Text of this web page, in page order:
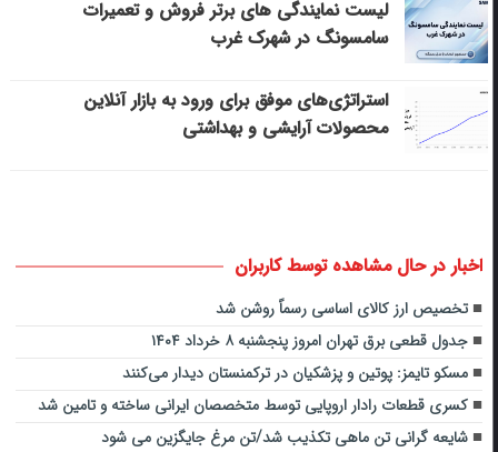
لیست نمایندگی های برتر فروش و تعمیرات
سامسونگ در شهرک غرب
استراتژی‌های موفق برای ورود به بازار آنلاین
محصولات آرایشی و بهداشتی
اخبار در حال مشاهده توسط کاربران
تخصیص ارز کالای اساسی رسماً روشن شد
جدول قطعی برق تهران امروز پنجشنبه ۸ خرداد ۱۴۰۴
مسکو تایمز: پوتین و پزشکیان در ترکمنستان دیدار می‌کنند
کسری قطعات رادار اروپایی توسط متخصصان ایرانی ساخته و تامین شد
شایعه گرانی تن ماهی تکذیب شد/تن مرغ جایگزین می شود